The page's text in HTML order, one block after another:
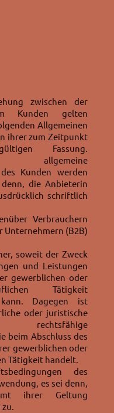
zwischen der
Kunden gelten
Allgemeinen
ihrer zum Zeitpunkt
Fassung.
allgemeine
Kunden werden
die Anbieterin
schriftlich
Verbrauchern
Unternehmern (B2B)
soweit der Zweck
und Leistungen
gewerblichen oder
Tätigkeit
Dagegen ist
oder juristische
beim Abschluss des
gewerblichen oder
Tätigkeit handelt.
des
es sei denn,
ihrer Geltung